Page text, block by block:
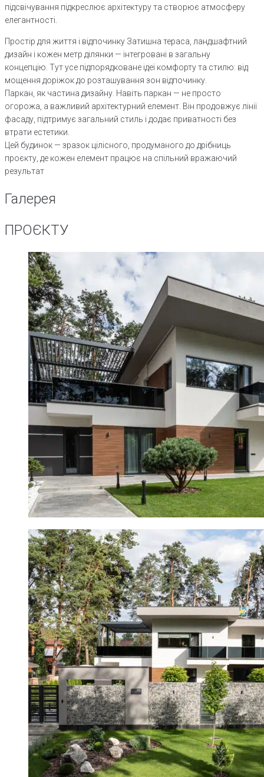
підсвічування підкреслює архітектуру та створює атмосферу
елегантності.
Простір для життя і відпочинку Затишна тераса, ландшафтний
дизайн і кожен метр ділянки — інтегровані в загальну
концепцію. Тут усе підпорядковане ідеї комфорту та стилю: від
мощення доріжок до розташування зон відпочинку.
Паркан, як частина дизайну. Навіть паркан — не просто
огорожа, а важливий архітектурний елемент. Він продовжує лінії
фасаду, підтримує загальний стиль і додає приватності без
втрати естетики.
Цей будинок — зразок цілісного, продуманого до дрібниць
проєкту, де кожен елемент працює на спільний вражаючий
результат
Галерея
ПРОЄКТУ